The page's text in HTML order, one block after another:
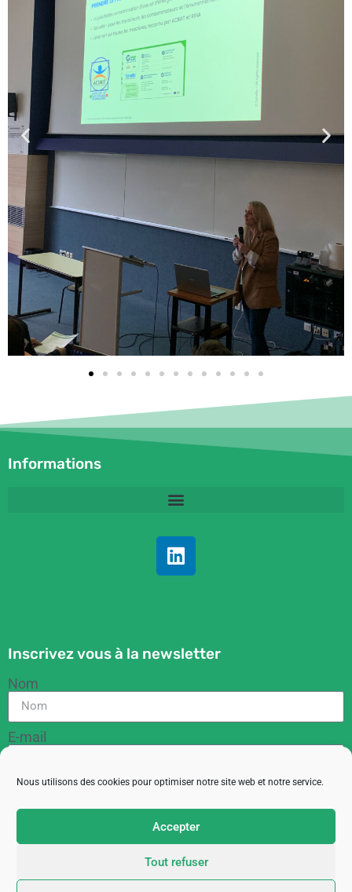
Nous utilisons des cookies pour optimiser notre site web et notre service.
Accepter
Tout refuser
Informations
Inscrivez vous à la newsletter
Nom
E-mail
RGPD
En cochant cette case, vous acceptez de recevoir
des informations de la part de l'ACIT
M'inscrire